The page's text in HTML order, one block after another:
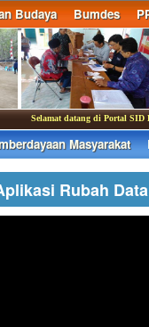
Budaya Bumdes
Selamat datang di Portal SID
Masyarakat
Rubah